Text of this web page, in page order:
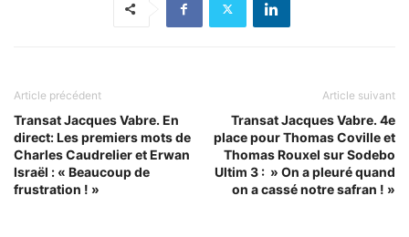
Article précédent
Transat Jacques Vabre. En
direct: Les premiers mots de
Charles Caudrelier et Erwan
Israël : « Beaucoup de
frustration ! »
Article suivant
Transat Jacques Vabre. 4e
place pour Thomas Coville et
Thomas Rouxel sur Sodebo
Ultim 3 : » On a pleuré quand
on a cassé notre safran ! »